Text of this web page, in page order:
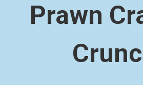
Prawn